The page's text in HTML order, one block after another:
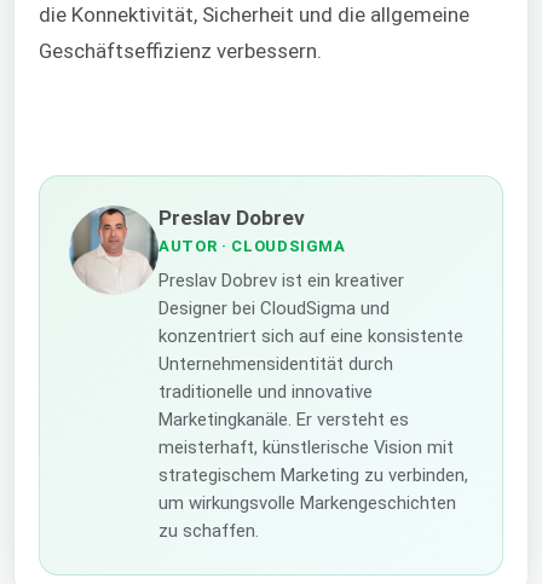
die Konnektivität, Sicherheit und die allgemeine
Geschäftseffizienz verbessern.
Preslav Dobrev
AUTOR · CLOUDSIGMA
Preslav Dobrev ist ein kreativer
Designer bei CloudSigma und
konzentriert sich auf eine konsistente
Unternehmensidentität durch
traditionelle und innovative
Marketingkanäle. Er versteht es
meisterhaft, künstlerische Vision mit
strategischem Marketing zu verbinden,
um wirkungsvolle Markengeschichten
zu schaffen.